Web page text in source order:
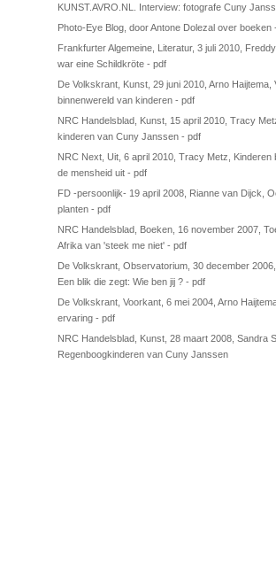
KUNST.AVRO.NL. Interview: fotografe Cuny
Photo-Eye Blog, door Antone Dolezal over boeken -
Frankfurter Algemeine, Literatur, 3 juli 2010,
war eine Schildkröte - pdf
De Volkskrant, Kunst, 29 juni 2010, Arno Haijtema,
binnenwereld van kinderen - pdf
NRC Handelsblad, Kunst, 15 april 2010, Tracy
kinderen van Cuny Janssen - pdf
NRC Next, Uit, 6 april 2010, Tracy Metz, Kinderen
de mensheid uit - pdf
FD -persoonlijk- 19 april 2008, Rianne van Dijck,
planten - pdf
NRC Handelsblad, Boeken, 16 november 2007,
Afrika van 'steek me niet' - pdf
De Volkskrant, Observatorium, 30 december
Een blik die zegt: Wie ben jij ? - pdf
De Volkskrant, Voorkant, 6 mei 2004, Arno
ervaring - pdf
NRC Handelsblad, Kunst, 28 maart 2008, Sandra
Regenboogkinderen van Cuny Janssen